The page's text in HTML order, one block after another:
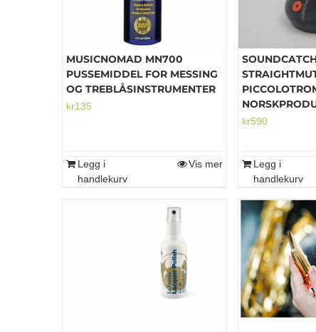
MUSICNOMAD MN700
PUSSEMIDDEL FOR MESSING
OG TREBLÅSINSTRUMENTER
kr135
Legg i
handlekurv
Vis mer
kr590
Legg i
handlekurv